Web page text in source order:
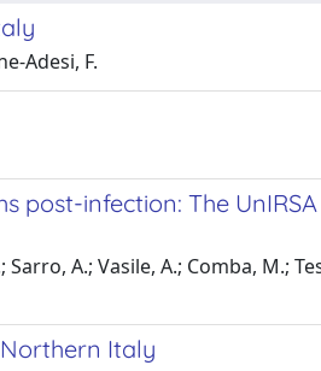
Adesi, F.
post-infection: The
A.; Vasile, A.; Comba, M.;
Italy